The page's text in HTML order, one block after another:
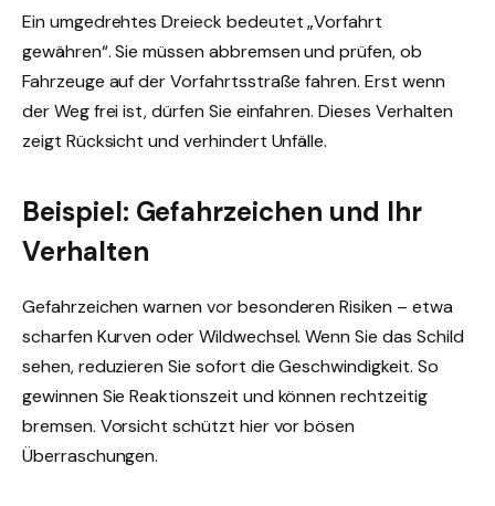
Ein umgedrehtes Dreieck bedeutet „Vorfahrt
gewähren“. Sie müssen abbremsen und prüfen, ob
Fahrzeuge auf der Vorfahrtsstraße fahren. Erst wenn
der Weg frei ist, dürfen Sie einfahren. Dieses Verhalten
zeigt Rücksicht und verhindert Unfälle.
Beispiel: Gefahrzeichen und Ihr
Verhalten
Gefahrzeichen warnen vor besonderen Risiken – etwa
scharfen Kurven oder Wildwechsel. Wenn Sie das Schild
sehen, reduzieren Sie sofort die Geschwindigkeit. So
gewinnen Sie Reaktionszeit und können rechtzeitig
bremsen. Vorsicht schützt hier vor bösen
Überraschungen.